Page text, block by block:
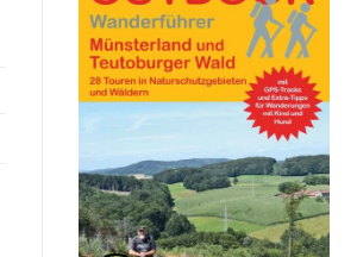
Zu
Wunschliste
hinzufügen